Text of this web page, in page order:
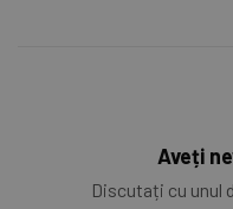
Aveți
Discutați cu unul